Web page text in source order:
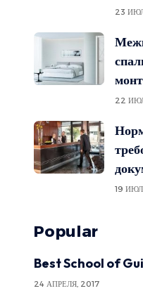
23
22
19
Popular
Best School of
24 АПРЕЛЯ, 2017